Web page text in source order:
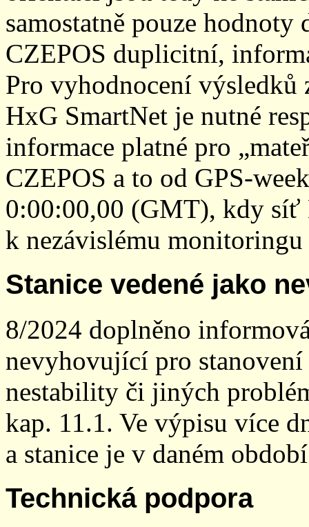
samostatně pouze
CZEPOS duplicitní,
Pro vyhodnocení
HxG SmartNet je nutné
informace platné pro
CZEPOS a to od GPS-
0:00:00,00 (GMT), kdy síť
k nezávislému
Stanice vedené jako
8/2024 doplněno
nevyhovující pro
nestability či jiných
kap. 11.1. Ve výpisu více
a stanice je v daném
Technická podpora